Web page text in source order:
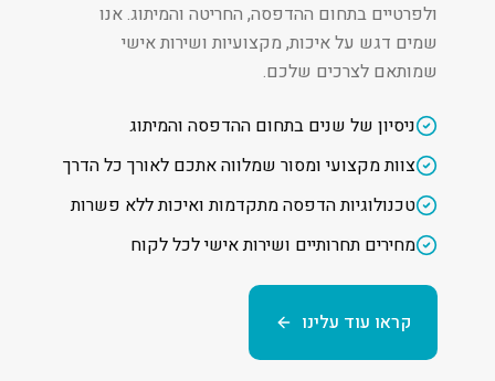
ולפרטיים בתחום ההדפסה, החריטה והמיתוג. אנו
שמים דגש על איכות, מקצועיות ושירות אישי
שמותאם לצרכים שלכם.
ניסיון של שנים בתחום ההדפסה והמיתוג
צוות מקצועי ומסור שמלווה אתכם לאורך כל הדרך
טכנולוגיות הדפסה מתקדמות ואיכות ללא פשרות
מחירים תחרותיים ושירות אישי לכל לקוח
קראו עוד עלינו